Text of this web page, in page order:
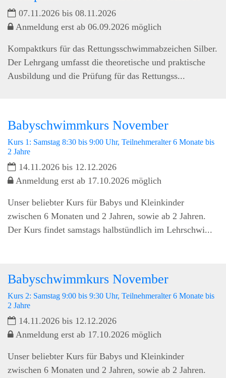
07.11.2026 bis 08.11.2026
Anmeldung erst ab 06.09.2026 möglich
Kompaktkurs für das Rettungsschwimmabzeichen Silber.
Der Lehrgang umfasst die theoretische und praktische
Ausbildung und die Prüfung für das Rettungss...
Babyschwimmkurs November
Kurs 1: Samstag 8:30 bis 9:00 Uhr, Teilnehmeralter 6 Monate bis
2 Jahre
14.11.2026 bis 12.12.2026
Anmeldung erst ab 17.10.2026 möglich
Unser beliebter Kurs für Babys und Kleinkinder
zwischen 6 Monaten und 2 Jahren, sowie ab 2 Jahren.
Der Kurs findet samstags halbstündlich im Lehrschwi...
Babyschwimmkurs November
Kurs 2: Samstag 9:00 bis 9:30 Uhr, Teilnehmeralter 6 Monate bis
2 Jahre
14.11.2026 bis 12.12.2026
Anmeldung erst ab 17.10.2026 möglich
Unser beliebter Kurs für Babys und Kleinkinder
zwischen 6 Monaten und 2 Jahren, sowie ab 2 Jahren.